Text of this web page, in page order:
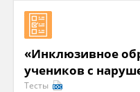
«Инклюзивное
учеников с
Тесты